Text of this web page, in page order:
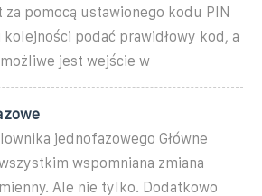
pomocą ustawionego kodu PIN
podać prawidłowy kod, a
jest wejście w
jednofazowego Główne
wspomniana zmiana
Ale nie tylko. Dodatkowo